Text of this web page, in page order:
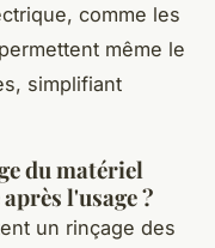
comme les
même le
simplifiant
du matériel
l'usage ?
un rinçage des